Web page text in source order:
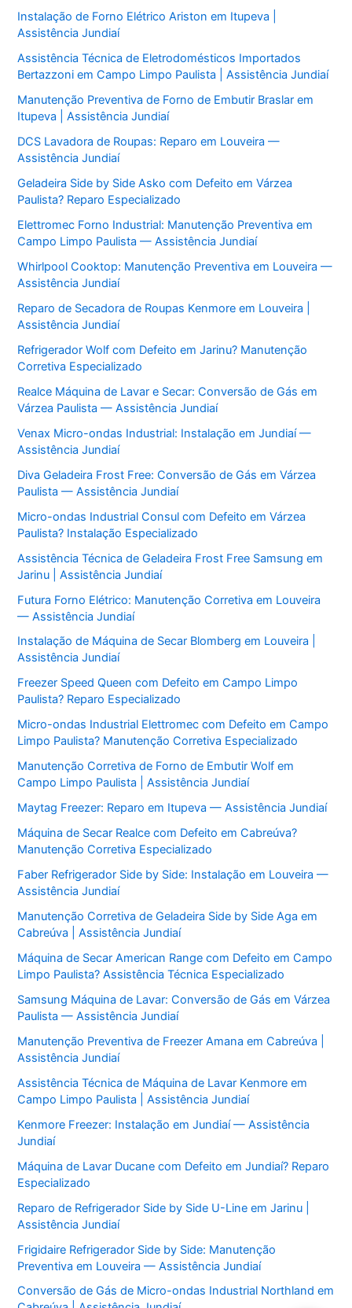
Instalação de Forno Elétrico Ariston em Itupeva |
Assistência Jundiaí
Assistência Técnica de Eletrodomésticos Importados
Bertazzoni em Campo Limpo Paulista | Assistência Jundiaí
Manutenção Preventiva de Forno de Embutir Braslar em
Itupeva | Assistência Jundiaí
DCS Lavadora de Roupas: Reparo em Louveira —
Assistência Jundiaí
Geladeira Side by Side Asko com Defeito em Várzea
Paulista? Reparo Especializado
Elettromec Forno Industrial: Manutenção Preventiva em
Campo Limpo Paulista — Assistência Jundiaí
Whirlpool Cooktop: Manutenção Preventiva em Louveira —
Assistência Jundiaí
Reparo de Secadora de Roupas Kenmore em Louveira |
Assistência Jundiaí
Refrigerador Wolf com Defeito em Jarinu? Manutenção
Corretiva Especializado
Realce Máquina de Lavar e Secar: Conversão de Gás em
Várzea Paulista — Assistência Jundiaí
Venax Micro-ondas Industrial: Instalação em Jundiaí —
Assistência Jundiaí
Diva Geladeira Frost Free: Conversão de Gás em Várzea
Paulista — Assistência Jundiaí
Micro-ondas Industrial Consul com Defeito em Várzea
Paulista? Instalação Especializado
Assistência Técnica de Geladeira Frost Free Samsung em
Jarinu | Assistência Jundiaí
Futura Forno Elétrico: Manutenção Corretiva em Louveira
— Assistência Jundiaí
Instalação de Máquina de Secar Blomberg em Louveira |
Assistência Jundiaí
Freezer Speed Queen com Defeito em Campo Limpo
Paulista? Reparo Especializado
Micro-ondas Industrial Elettromec com Defeito em Campo
Limpo Paulista? Manutenção Corretiva Especializado
Manutenção Corretiva de Forno de Embutir Wolf em
Campo Limpo Paulista | Assistência Jundiaí
Maytag Freezer: Reparo em Itupeva — Assistência Jundiaí
Máquina de Secar Realce com Defeito em Cabreúva?
Manutenção Corretiva Especializado
Faber Refrigerador Side by Side: Instalação em Louveira —
Assistência Jundiaí
Manutenção Corretiva de Geladeira Side by Side Aga em
Cabreúva | Assistência Jundiaí
Máquina de Secar American Range com Defeito em Campo
Limpo Paulista? Assistência Técnica Especializado
Samsung Máquina de Lavar: Conversão de Gás em Várzea
Paulista — Assistência Jundiaí
Manutenção Preventiva de Freezer Amana em Cabreúva |
Assistência Jundiaí
Assistência Técnica de Máquina de Lavar Kenmore em
Campo Limpo Paulista | Assistência Jundiaí
Kenmore Freezer: Instalação em Jundiaí — Assistência
Jundiaí
Máquina de Lavar Ducane com Defeito em Jundiaí? Reparo
Especializado
Reparo de Refrigerador Side by Side U-Line em Jarinu |
Assistência Jundiaí
Frigidaire Refrigerador Side by Side: Manutenção
Preventiva em Louveira — Assistência Jundiaí
Conversão de Gás de Micro-ondas Industrial Northland em